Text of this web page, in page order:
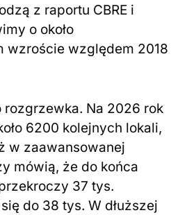
z raportu CBRE i
o około
wzroście względem 2018
rozgrzewka. Na 2026 rok
6200 kolejnych lokali,
w zaawansowanej
mówią, że do końca
37 tys.
do 38 tys. W dłuższej